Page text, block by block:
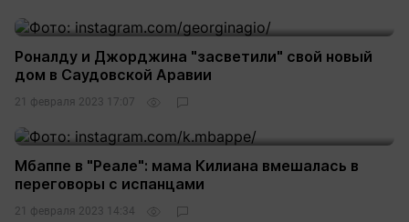
Роналду и Джорджина "засветили" свой новый
дом в Саудовской Аравии
21 февраля 2023 17:07
Мбаппе в "Реале": мама Килиана вмешалась в
переговоры с испанцами
21 февраля 2023 14:34